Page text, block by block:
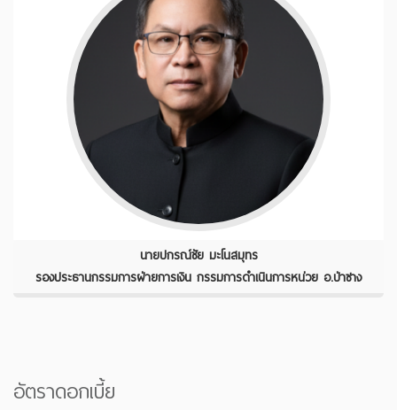
นายปกรณ์ชัย มะโนสมุทร
รองประธานกรรมการฝ่ายการเงิน กรรมการดำเนินการหน่วย อ.ป่าซาง
อัตราดอกเบี้ย